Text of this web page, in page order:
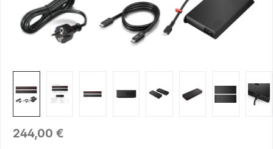
Regulärer Preis:
244,00 €